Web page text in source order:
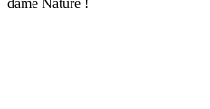
dame Nature !